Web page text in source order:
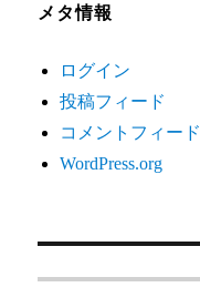
メタ情報
ログイン
投稿フィード
コメントフィード
WordPress.org